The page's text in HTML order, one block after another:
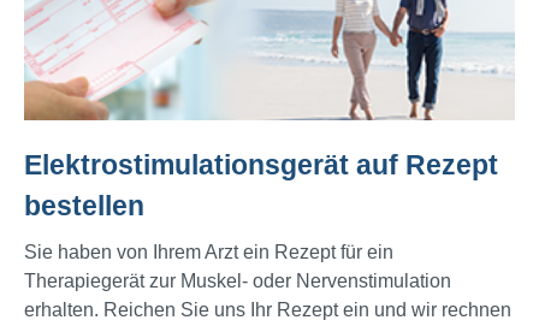
Elektro­stimulations­gerät auf Rezept
bestellen
Sie haben von Ihrem Arzt ein Rezept für ein
Therapiegerät zur Muskel- oder Nervenstimulation
erhalten. Reichen Sie uns Ihr Rezept ein und wir rechnen